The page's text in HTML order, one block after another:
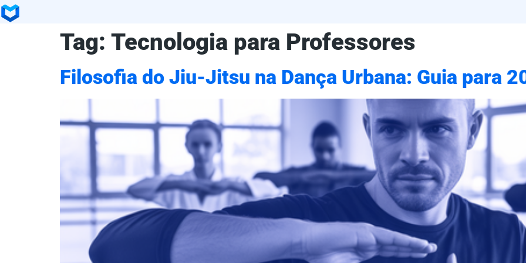
Tag: Tecnologia para Professores
Filosofia do Jiu-Jitsu na Dança Urbana: Guia para